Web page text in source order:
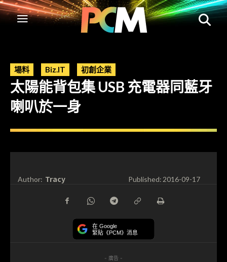
場料 Biz.IT 初創企業
太陽能背包集 USB 充電器同藍牙
喇叭於一身
Author: Tracy Published:2016-09-17
在 Google
緊貼《PCM》消息
- 廣告 -